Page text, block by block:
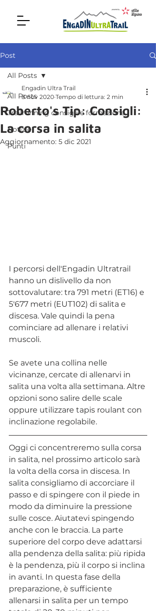
Post
All Posts
Trailrunning consigli e formazione
Notizie
Punti
All Posts
Roberto's Tip: Consigli:
La corsa in salita
Engadin Ultra Trail
8 nov 2020 Tempo di lettura: 2 min
Aggiornamento: 5 dic 2021
I percorsi dell'Engadin Ultratrail
hanno un dislivello da non
sottovalutare: tra 791 metri (ET16) e
5'677 metri (EUT102) di salita e
discesa. Vale quindi la pena
cominciare ad allenare i relativi
muscoli.
Se avete una collina nelle
vicinanze, cercate di allenarvi in
salita una volta alla settimana. Altre
opzioni sono salire delle scale
oppure utilizzare tapis roulant con
inclinazione regolabile.
Oggi ci concentreremo sulla corsa
in salita, nel prossimo articolo sarà
la volta della corsa in discesa. In
salita consigliamo di accorciare il
passo e di spingere con il piede in
modo da diminuire la pressione
sulle cosce. Aiutatevi spingendo
anche con le braccia. La parte
superiore del corpo deve adattarsi
alla pendenza della salita: più ripida
è la pendenza, più il corpo si inclina
in avanti. In questa fase della
preparazione, è sufficiente
allenarsi in salita per un tempo